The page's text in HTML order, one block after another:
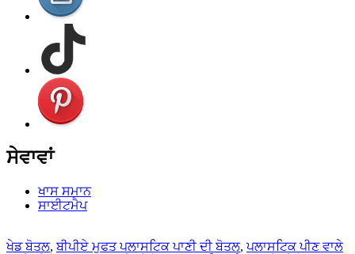
ਸੇਵਾਵਾਂ
ਖਾਸ ਸਮਾਨ
ਸਾਈਟਮੈਪ
ਖੇਡ ਬੋਤਲ,ਬੀਪੀਏ ਮੁਫਤ ਪਲਾਸਟਿਕ ਪਾਣੀ ਦੀ ਬੋਤਲ,ਪਲਾਸਟਿਕ ਪੀਣ ਵਾਲੇ